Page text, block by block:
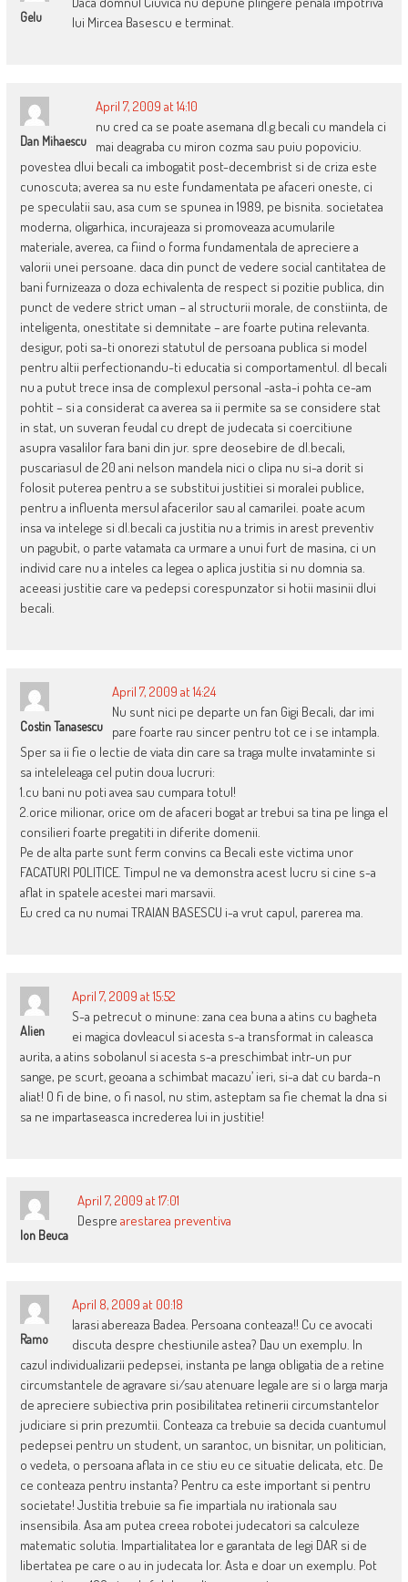
Gelu
lui Mircea Basescu e terminat.
Dan Mihaescu
April 7, 2009 at 14:10
nu cred ca se poate asemana dl.g.becali cu mandela ci
mai deagraba cu miron cozma sau puiu popoviciu.
povestea dlui becali ca imbogatit post-decembrist si de criza este
cunoscuta; averea sa nu este fundamentata pe afaceri oneste, ci
pe speculatii sau, asa cum se spunea in 1989, pe bisnita. societatea
moderna, oligarhica, incurajeaza si promoveaza acumularile
materiale, averea, ca fiind o forma fundamentala de apreciere a
valorii unei persoane. daca din punct de vedere social cantitatea de
bani furnizeaza o doza echivalenta de respect si pozitie publica, din
punct de vedere strict uman – al structurii morale, de constiinta, de
inteligenta, onestitate si demnitate – are foarte putina relevanta.
desigur, poti sa-ti onorezi statutul de persoana publica si model
pentru altii perfectionandu-ti educatia si comportamentul. dl becali
nu a putut trece insa de complexul personal -asta-i pohta ce-am
pohtit – si a considerat ca averea sa ii permite sa se considere stat
in stat, un suveran feudal cu drept de judecata si coercitiune
asupra vasalilor fara bani din jur. spre deosebire de dl.becali,
puscariasul de 20 ani nelson mandela nici o clipa nu si-a dorit si
folosit puterea pentru a se substitui justitiei si moralei publice,
pentru a influenta mersul afacerilor sau al camarilei. poate acum
insa va intelege si dl.becali ca justitia nu a trimis in arest preventiv
un pagubit, o parte vatamata ca urmare a unui furt de masina, ci un
individ care nu a inteles ca legea o aplica justitia si nu domnia sa.
aceeasi justitie care va pedepsi corespunzator si hotii masinii dlui
becali.
Costin Tanasescu
April 7, 2009 at 14:24
Nu sunt nici pe departe un fan Gigi Becali, dar imi
pare foarte rau sincer pentru tot ce i se intampla.
Sper sa ii fie o lectie de viata din care sa traga multe invataminte si
sa inteleleaga cel putin doua lucruri:
1.cu bani nu poti avea sau cumpara totul!
2.orice milionar, orice om de afaceri bogat ar trebui sa tina pe linga el
consilieri foarte pregatiti in diferite domenii.
Pe de alta parte sunt ferm convins ca Becali este victima unor
FACATURI POLITICE. Timpul ne va demonstra acest lucru si cine s-a
aflat in spatele acestei mari marsavii.
Eu cred ca nu numai TRAIAN BASESCU i-a vrut capul, parerea ma.
Alien
April 7, 2009 at 15:52
S-a petrecut o minune: zana cea buna a atins cu bagheta
ei magica dovleacul si acesta s-a transformat in caleasca
aurita, a atins sobolanul si acesta s-a preschimbat intr-un pur
sange, pe scurt, geoana a schimbat macazu’ ieri, si-a dat cu barda-n
aliat! O fi de bine, o fi nasol, nu stim, asteptam sa fie chemat la dna si
sa ne impartaseasca increderea lui in justitie!
Ion Beuca
April 7, 2009 at 17:01
Despre arestarea preventiva
Ramo
April 8, 2009 at 00:18
Iarasi abereaza Badea. Persoana conteaza!! Cu ce avocati
discuta despre chestiunile astea? Dau un exemplu. In
cazul individualizarii pedepsei, instanta pe langa obligatia de a retine
circumstantele de agravare si/sau atenuare legale are si o larga marja
de apreciere subiectiva prin posibilitatea retinerii circumstantelor
judiciare si prin prezumtii. Conteaza ca trebuie sa decida cuantumul
pedepsei pentru un student, un sarantoc, un bisnitar, un politician,
o vedeta, o persoana aflata in ce stiu eu ce situatie delicata, etc. De
ce conteaza pentru instanta? Pentru ca este important si pentru
societate! Justitia trebuie sa fie impartiala nu irationala sau
insensibila. Asa am putea creea robotei judecatori sa calculeze
matematic solutia. Impartialitatea lor e garantata de legi DAR si de
libertatea pe care o au in judecata lor. Asta e doar un exemplu. Pot